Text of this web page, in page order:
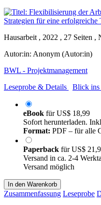
Hausarbeit , 2022 , 27 Seiten ,
Autor:in: Anonym (Autor:in)
BWL - Projektmanagement
Leseprobe & Details
Blick ins
eBook fürUS$ 18,99
Sofort herunterladen.
Format: PDF – für alle
Paperback fürUS$
Versand in ca. 2-4
Versand möglich
In den Warenkorb
Zusammenfassung Leseprobe